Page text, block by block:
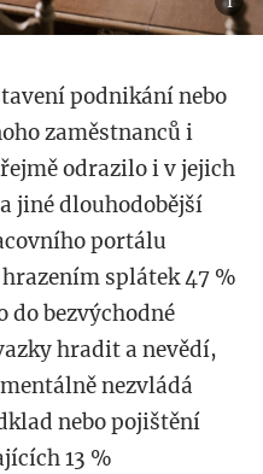
podnikání nebo
zaměstnanců i
odrazilo i v jejich
jiné dlouhodobější
portálu
splátek 47 %
do bezvýchodné
hradit a nevědí,
nezvládá
nebo pojištění
13 %